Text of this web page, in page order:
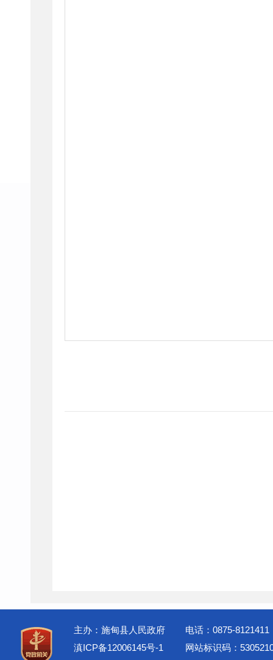
主办：施甸县人民政府
电话：0875-8121411
滇ICP备12006145号-1
网站标识码：